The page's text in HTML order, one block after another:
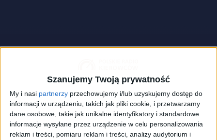
Szanujemy Twoją prywatność
My i nasi partnerzy przechowujemy i/lub uzyskujemy dostęp do
informacji w urządzeniu, takich jak pliki cookie, i przetwarzamy
dane osobowe, takie jak unikalne identyfikatory i standardowe
informacje wysyłane przez urządzenie w celu personalizowania
reklam i treści, pomiaru reklam i treści, analizy audytorium i